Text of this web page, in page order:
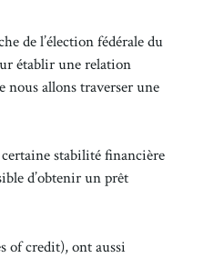
de l’élection fédérale du
établir une relation
nous allons traverser une
stabilité financière
d’obtenir un prêt
of credit), ont aussi